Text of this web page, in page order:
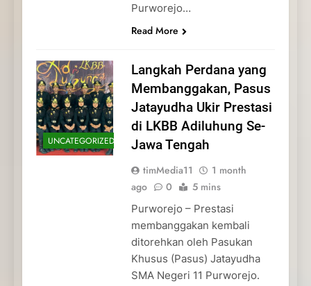
Purworejo…
Read More
UNCATEGORIZED
Langkah Perdana yang
Membanggakan, Pasus
Jatayudha Ukir Prestasi
di LKBB Adiluhung Se-
Jawa Tengah
timMedia11
1 month
ago
0 5 mins
Purworejo – Prestasi
membanggakan kembali
ditorehkan oleh Pasukan
Khusus (Pasus) Jatayudha
SMA Negeri 11 Purworejo.